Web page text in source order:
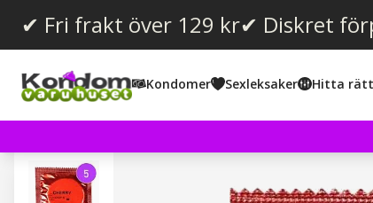
✔ Fri frakt över 129 kr✔ Diskret
Kondomer Sexleksaker Hitta